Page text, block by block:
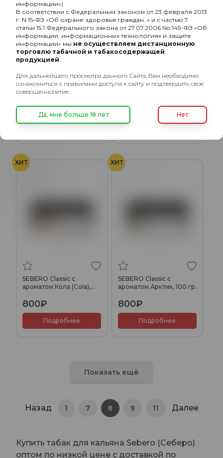
SEBERO Classic с
ароматом Клубника
800₽
SEBERO Classic с
800₽
ХИТ
Кола
SEBERO Classic с
ароматом Кола (Cola),
800₽
Подробнее
ХИТ
Холод
SEBERO Classic с
ароматом Арктик, 100 гр.
800₽
Подробнее
Показать ещё
Назад 1 7 8 9 11 Далее
Купить табак для кальяна Sebero (Себеро)
оптом по низкой цене с доставкой по
информации»)
В соответствии с Федеральным законом от 23 февраля 2013
г. N 15-ФЗ «Об охране здоровья граждан..» и с частью 7
статьи 15.1 Федерального закона от 27.07.2006 No 149-ФЗ «Об
информации, информационных технологиях и защите
информации» мы не осуществляем дистанционную
торговлю табачной и табакосодержащей
продукцией.
Для дальнейшего просмотра данного Сайта, Вам необходимо
ознакомиться с правилами доступа к сайту и подтвердить свое
совершеннолетие.
Да, мне больше 18 лет Нет